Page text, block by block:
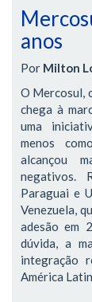
anos
Por Milton
O Mercosul,
chega à
uma
menos
alcançou
negativos.
Paraguai e
Venezuela,
adesão em
dúvida, a
integração
América